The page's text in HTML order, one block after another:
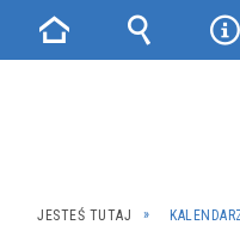
JESTEŚ TUTAJ
Strona